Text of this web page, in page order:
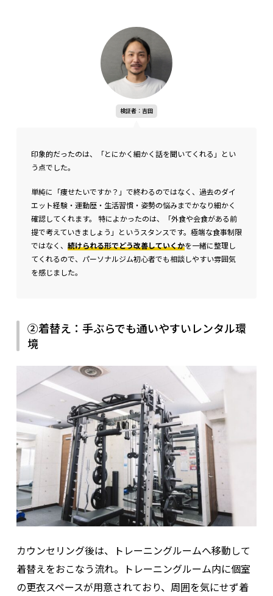
検証者：吉田
印象的だったのは、「とにかく細かく話を聞いてくれる」とい
う点でした。
単純に「痩せたいですか？」で終わるのではなく、過去のダイ
エット経験・運動歴・生活習慣・姿勢の悩みまでかなり細かく
確認してくれます。 特によかったのは、「外食や会食がある前
提で考えていきましょう」というスタンスです。極端な食事制限
ではなく、 続けられる形でどう改善していくかを一緒に整理し
てくれるので、パーソナルジム初心者でも相談しやすい雰囲気
を感じました。
②着替え：手ぶらでも通いやすいレンタル環
境
カウンセリング後は、トレーニングルームへ移動して
着替えをおこなう流れ。トレーニングルーム内に個室
の更衣スペースが用意されており、周囲を気にせず着